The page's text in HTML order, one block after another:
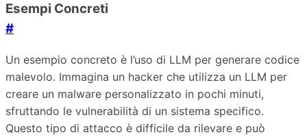
Esempi Concreti
#
Un esempio concreto è l’uso di LLM per generare codice
malevolo. Immagina un hacker che utilizza un LLM per
creare un malware personalizzato in pochi minuti,
sfruttando le vulnerabilità di un sistema specifico.
Questo tipo di attacco è difficile da rilevare e può